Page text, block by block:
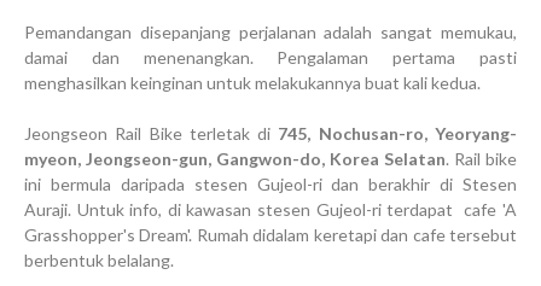
Pemandangan disepanjang perjalanan adalah sangat memukau,
damai dan menenangkan. Pengalaman pertama pasti
menghasilkan keinginan untuk melakukannya buat kali kedua.
Jeongseon Rail Bike terletak di 745, Nochusan-ro, Yeoryang-
myeon, Jeongseon-gun, Gangwon-do, Korea Selatan. Rail bike
ini bermula daripada stesen Gujeol-ri dan berakhir di Stesen
Auraji. Untuk info, di kawasan stesen Gujeol-ri terdapat cafe 'A
Grasshopper's Dream'. Rumah didalam keretapi dan cafe tersebut
berbentuk belalang.